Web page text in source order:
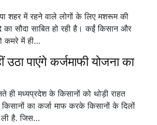
शहर में रहने वाले लोगों के लिए मशरूम की
का सौदा साबित हो रही है। कईं किसान और
कमरे में ही…
उठा पाएंगे कर्जमाफी योजना का
ही मध्यप्रदेश के किसानों को थोड़ी राहत
का कर्जा माफ करके किसानों के दिलों
है. जिस…